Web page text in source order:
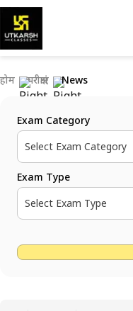
होम परीक्षाएं News
Exam Category
Select Exam Category
Exam Type
Select Exam Type